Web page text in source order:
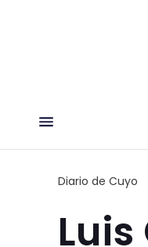
Diario de Cuyo